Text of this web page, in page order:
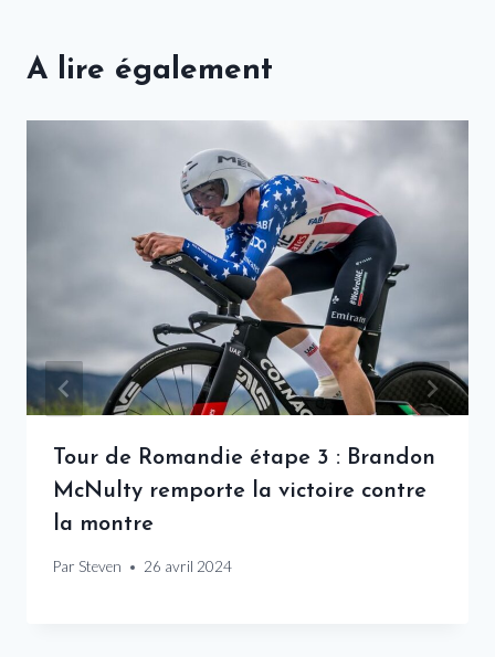
A lire également
Tour de Romandie étape 3 : Brandon
McNulty remporte la victoire contre
la montre
Par Steven 26 avril 2024